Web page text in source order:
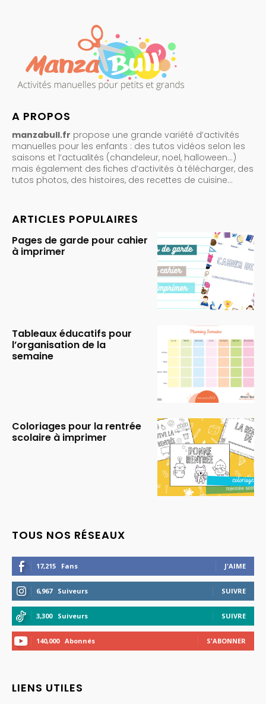
A PROPOS
manzabull.fr propose une grande variété d’activités
manuelles pour les enfants : des tutos vidéos selon les
saisons et l’actualités (chandeleur, noel, halloween…)
mais également des fiches d’activités à télécharger, des
tutos photos, des histoires, des recettes de cuisine…
ARTICLES POPULAIRES
Pages de garde pour cahier
à imprimer
Tableaux éducatifs pour
l’organisation de la
semaine
Coloriages pour la rentrée
scolaire à imprimer
TOUS NOS RÉSEAUX
17,215 Fans J'AIME
6,967 Suiveurs SUIVRE
3,300 Suiveurs SUIVRE
140,000 Abonnés S'ABONNER
LIENS UTILES